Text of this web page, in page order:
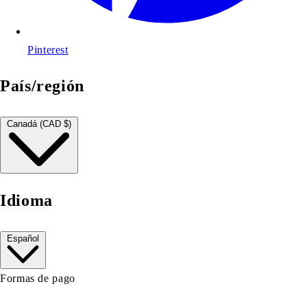
Pinterest
País/región
Canadá (CAD $)
Idioma
Español
Formas de pago